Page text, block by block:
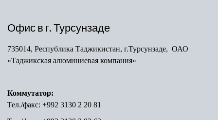
Офис в г. Турсунзаде
735014, Республика Таджикистан, г.Турсунзаде, ОАО
«Таджикская алюминиевая компания»
Коммутатор:
Тел./факс: +992 3130 2 20 81